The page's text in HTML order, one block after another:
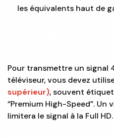
les équivalents haut de
Pour transmettre un signal
téléviseur, vous devez
supérieur), souvent
“Premium High-Speed”. Un
limitera le signal à la Full HD.